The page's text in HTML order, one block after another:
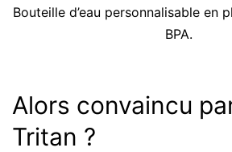
Bouteille d’eau personnalisable en
BPA.
Alors convaincu
Tritan ?